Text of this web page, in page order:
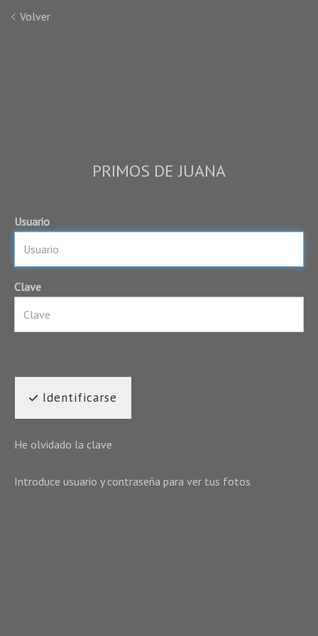
Volver
PRIMOS DE JUANA
Usuario
Clave
Identificarse
He olvidado la clave
Introduce usuario y contraseña para ver tus fotos